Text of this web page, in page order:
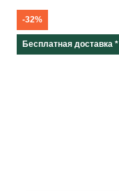
Класс
32 класс
-32%
Бесплатная доставка *